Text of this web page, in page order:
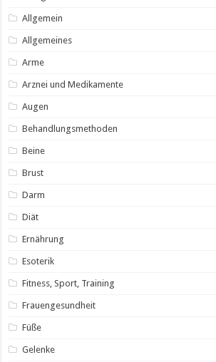
Allgemein
Allgemeines
Arme
Arznei und Medikamente
Augen
Behandlungsmethoden
Beine
Brust
Darm
Diät
Ernährung
Esoterik
Fitness, Sport, Training
Frauengesundheit
Füße
Gelenke